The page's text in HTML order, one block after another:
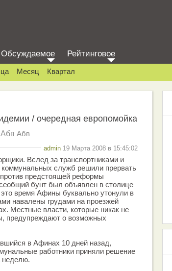
Обсуждаемое Рейтинговое
Месяц Квартал
/ очередная европомойка
Абв Абв
admin 19 Марта 2008 в 15:45:02
Вслед за транспортниками и
коммунальных служб решили прервать
против предстоящей реформы
бунт был объявлен в столице
время Афины буквально утонули в
навалены грудами на проезжей
Местные власти, которые никак не
предупреждают о возможных
в Афинах 10 дней назад,
работники приняли решение
неделю.